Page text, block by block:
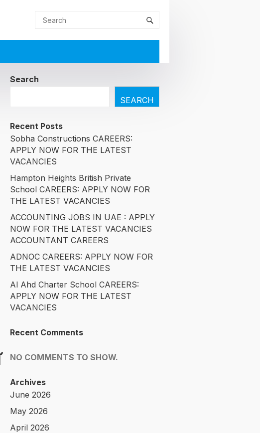
Search
SEARCH
Recent Posts
Sobha Constructions CAREERS:
APPLY NOW FOR THE LATEST
VACANCIES
Hampton Heights British Private
School CAREERS: APPLY NOW FOR
THE LATEST VACANCIES
ACCOUNTING JOBS IN UAE : APPLY
NOW FOR THE LATEST VACANCIES
ACCOUNTANT CAREERS
ADNOC CAREERS: APPLY NOW FOR
THE LATEST VACANCIES
Al Ahd Charter School CAREERS:
APPLY NOW FOR THE LATEST
VACANCIES
Recent Comments
NO COMMENTS TO SHOW.
Archives
June 2026
May 2026
April 2026